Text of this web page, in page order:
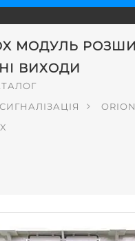
МОДУЛЬ
ВИХОДИ